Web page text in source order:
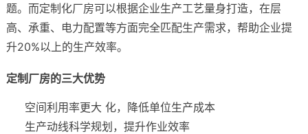
题。而定制化厂房可以根据企业生产工艺量身打造，在层
高、承重、电力配置等方面完全匹配生产需求，帮助企业提
升20%以上的生产效率。
定制厂房的三大优势
空间利用率更大 化，降低单位生产成本
生产动线科学规划，提升作业效率